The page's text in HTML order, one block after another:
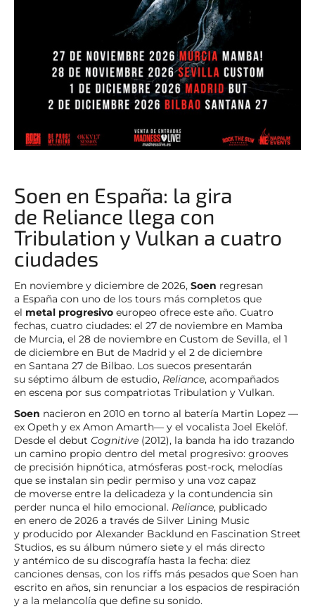
Soen en España: la gira
de Reliance llega con
Tribulation y Vulkan a cuatro
ciudades
En noviembre y diciembre de 2026, Soen regresan
a España con uno de los tours más completos que
el metal progresivo europeo ofrece este año. Cuatro
fechas, cuatro ciudades: el 27 de noviembre en Mamba
de Murcia, el 28 de noviembre en Custom de Sevilla, el 1
de diciembre en But de Madrid y el 2 de diciembre
en Santana 27 de Bilbao. Los suecos presentarán
su séptimo álbum de estudio, Reliance, acompañados
en escena por sus compatriotas Tribulation y Vulkan.
Soen nacieron en 2010 en torno al batería Martin Lopez —
ex Opeth y ex Amon Amarth— y el vocalista Joel Ekelöf.
Desde el debut Cognitive (2012), la banda ha ido trazando
un camino propio dentro del metal progresivo: grooves
de precisión hipnótica, atmósferas post-rock, melodías
que se instalan sin pedir permiso y una voz capaz
de moverse entre la delicadeza y la contundencia sin
perder nunca el hilo emocional. Reliance, publicado
en enero de 2026 a través de Silver Lining Music
y producido por Alexander Backlund en Fascination Street
Studios, es su álbum número siete y el más directo
y antémico de su discografía hasta la fecha: diez
canciones densas, con los riffs más pesados que Soen han
escrito en años, sin renunciar a los espacios de respiración
y a la melancolía que define su sonido.